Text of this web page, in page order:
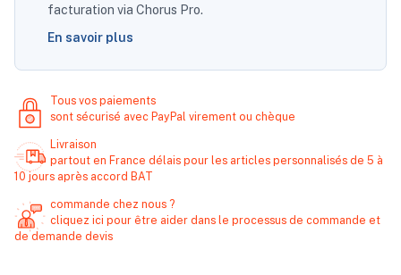
facturation via Chorus Pro.
En savoir plus
Tous vos paiements
sont sécurisé avec PayPal virement ou chèque
Livraison
partout en France délais pour les articles personnalisés de 5 à
10 jours après accord BAT
commande chez nous ?
cliquez ici pour être aider dans le processus de commande et
de demande devis